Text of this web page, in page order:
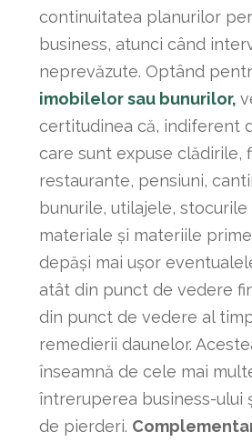
continuitatea planurilor
business, atunci când
neprevăzute. Optând
imobilelor sau bunurilor,
certitudinea că, indiferent
care sunt expuse clădirile,
restaurante, pensiuni,
bunurile, utilajele, stocurile
materiale și materiile
depăși mai ușor
atât din punct de vedere
din punct de vedere al
remedierii daunelor.
înseamnă de cele mai
întreruperea business-ului
de pierderi.